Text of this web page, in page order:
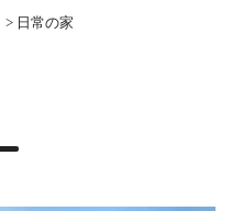
> 日常の家